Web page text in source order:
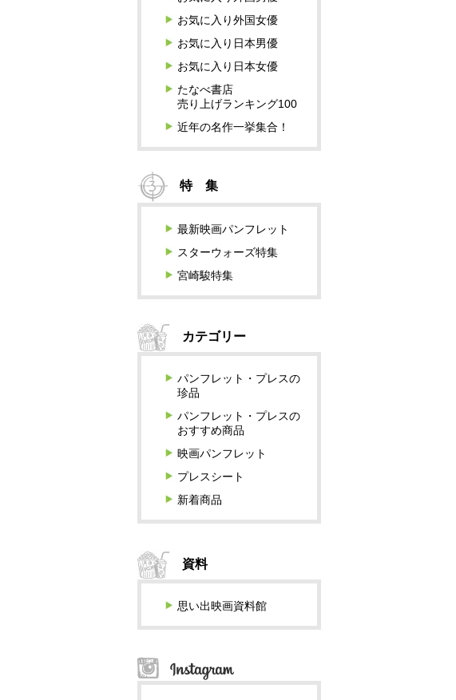
お気に入り外国女優
お気に入り日本男優
お気に入り日本女優
たなべ書店
売り上げランキング100
近年の名作一挙集合！
特 集
最新映画パンフレット
スターウォーズ特集
宮崎駿特集
カテゴリー
パンフレット・プレスの
珍品
パンフレット・プレスの
おすすめ商品
映画パンフレット
プレスシート
新着商品
資料
思い出映画資料館